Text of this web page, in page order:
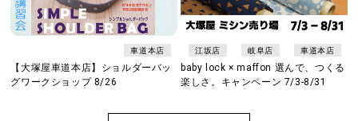
車道本店
【大塚屋車道本店】ショルダーバッ
グワークショップ 8/26
江坂店 岐阜店 車道本店
baby lock × maffon 選んで、つくる
楽しさ。キャンペーン 7/3-8/31